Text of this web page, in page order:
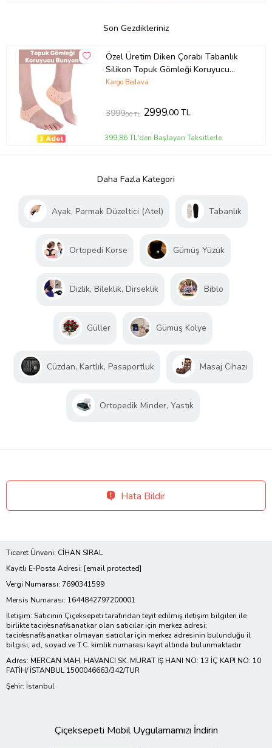
Son Gezdikleriniz
Özel Üretim Diken Çorabı Tabanlık
Silikon Topuk Gömleği Koruyucu
Bunyon 2 Adet
Kargo Bedava
3999,00 TL 2999,00 TL
399,86 TL'den Başlayan Taksitlerle
Daha Fazla Kategori
Ayak, Parmak Düzeltici (Atel) Tabanlık
Ortopedi Korse Gümüş Yüzük
Dizlik, Bileklik, Dirseklik Biblo
Güller Gümüş Kolye
Cüzdan, Kartlık, Pasaportluk Masaj Cihazı
Ortopedik Minder, Yastık
Hata Bildir
Ticaret Ünvanı: CİHAN SIRAL
Kayıtlı E-Posta Adresi: [email protected]
Vergi Numarası: 7690341599
Mersis Numarası: 1644842797200001
İletişim: Satıcının Çiçeksepeti tarafından teyit edilmiş iletişim bilgileri ile
birlikte tacir/esnaf/sanatkar olan satıcılar için merkez adresi;
tacir/esnaf/sanatkar olmayan satıcılar için merkez adresinin bulunduğu il
bilgisi, ad, soyad ve T.C. kimlik numarası kayıt altında bulunmaktadır.
Adres: MERCAN MAH. HAVANCI SK. MURAT IŞ HANI NO: 13 İÇ KAPI NO: 10
FATİH/ İSTANBUL 1500046663/342/TUR
Şehir: İstanbul
Çiçeksepeti Mobil Uygulamamızı İndirin